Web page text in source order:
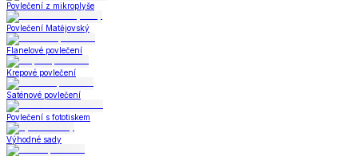
Povlečení z mikroplyše
Povlečení Matějovský
Flanelové povlečení
Krepové povlečení
Saténové povlečení
Povlečení s fototiskem
Výhodné sady